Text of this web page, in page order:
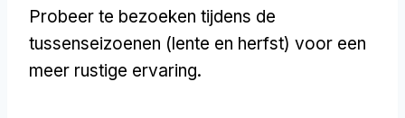
Probeer te bezoeken tijdens de
tussenseizoenen (lente en herfst) voor een
meer rustige ervaring.